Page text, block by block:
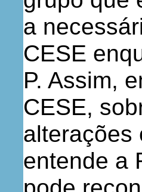
a
CESE
P. Assim,
CESE,
alterações
entende a